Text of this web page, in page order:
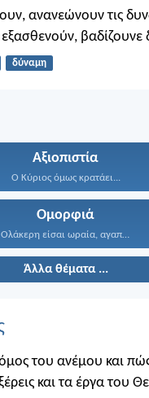
ανανεώνουν τις
βαδίζουνε
δύναμη
Αξιοπιστία
Ο Κύριος όμως κρατάει...
Ομορφιά
Ολάκερη είσαι ωραία, αγαπημένη...
Άλλα θέματα ...
του ανέμου και
και τα έργα του